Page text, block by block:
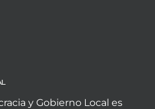
y Gobierno Local es